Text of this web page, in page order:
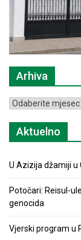
Arhiva
Arhiva
Aktuelno
U Azizija džamiji u
Potočari: Reisul-
genocida
Vjerski program u